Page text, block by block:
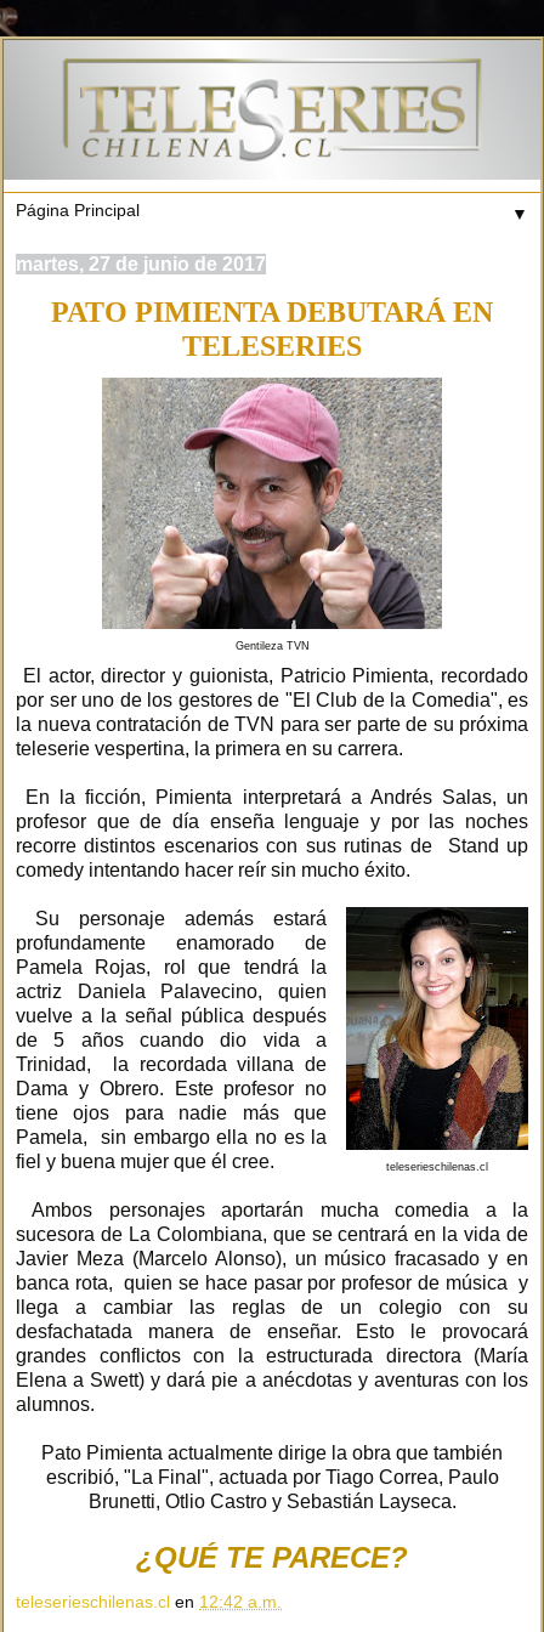
▼
martes, 27 de junio de 2017
PATO PIMIENTA DEBUTARÁ EN
TELESERIES
Gentileza TVN
El actor, director y guionista, Patricio Pimienta, recordado
por ser uno de los gestores de "El Club de la Comedia", es
la nueva contratación de TVN para ser parte de su próxima
teleserie vespertina, la primera en su carrera.
En la ficción, Pimienta interpretará a Andrés Salas, un
profesor que de día enseña lenguaje y por las noches
recorre distintos escenarios con sus rutinas de Stand up
comedy intentando hacer reír sin mucho éxito.
teleserieschilenas.cl
Su personaje además estará
profundamente enamorado de
Pamela Rojas, rol que tendrá la
actriz Daniela Palavecino, quien
vuelve a la señal pública después
de 5 años cuando dio vida a
Trinidad, la recordada villana de
Dama y Obrero. Este profesor no
tiene ojos para nadie más que
Pamela, sin embargo ella no es la
fiel y buena mujer que él cree.
Ambos personajes aportarán mucha comedia a la
sucesora de La Colombiana, que se centrará en la vida de
Javier Meza (Marcelo Alonso), un músico fracasado y en
banca rota, quien se hace pasar por profesor de música y
llega a cambiar las reglas de un colegio con su
desfachatada manera de enseñar. Esto le provocará
grandes conflictos con la estructurada directora (María
Elena a Swett) y dará pie a anécdotas y aventuras con los
alumnos.
Pato Pimienta actualmente dirige la obra que también
escribió, "La Final", actuada por Tiago Correa, Paulo
Brunetti, Otlio Castro y Sebastián Layseca.
¿QUÉ TE PARECE?
teleserieschilenas.cl en 12:42 a.m.